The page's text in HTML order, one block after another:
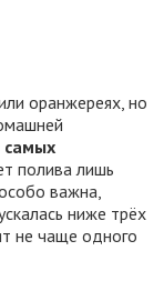
оранжереях, но
самых
полива лишь
важна,
ниже трёх
не чаще одного